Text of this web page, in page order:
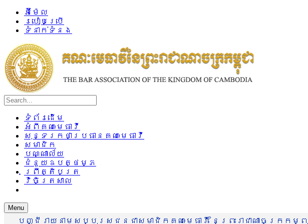
អ៊ីម៉ែល
របៀបប្រើ
ទំនាក់ទំនង
ទំព័រដើម
អំពីគណៈមេធាវី
សុន្ទរកថាប្រធានគណៈមេធាវី
សមាជិក
បណ្ណាល័យ
ជំនួយឧបត្ថម្ភ
ព្រឹត្តិបត្រ
វិចិត្រសាល
Menu
បញ្ជីរាយនាមសប្បុរសជនជាសមាជិកគណៈមេធាវី នៃព្រះរាជាណាចក្